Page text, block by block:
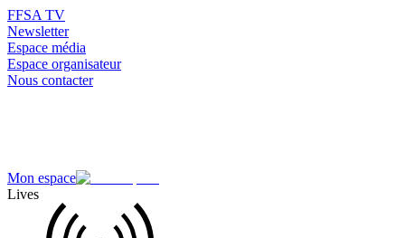
FFSA TV
Newsletter
Espace média
Espace organisateur
Nous contacter
Mon espace
Lives